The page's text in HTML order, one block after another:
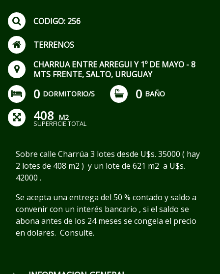
CODIGO: 256
TERRENOS
CHARRUA ENTRE ARREGUI Y 1º DE MAYO - 8
MTS FRENTE, SALTO, URUGUAY
0 DORMITORIO/S 0 BAÑO
408 M2
SUPERFICIE TOTAL
Sobre calle Charrúa 3 lotes desde U$s. 35000 ( hay
2 lotes de 408 m2 ) y un lote de 621 m2 a U$s.
42000 .
Se acepta una entrega del 50 % contado y saldo a
convenir con un interés bancario , si el saldo se
abona antes de los 24 meses se congela el precio
en dolares. Consulte.